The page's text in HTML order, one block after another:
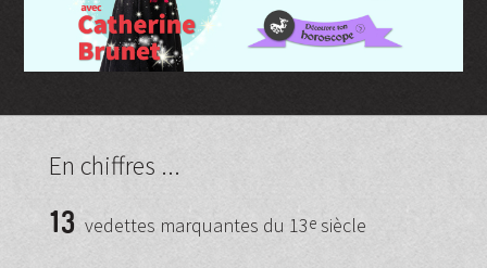
En chiffres ...
13 vedettes marquantes du 13esiècle